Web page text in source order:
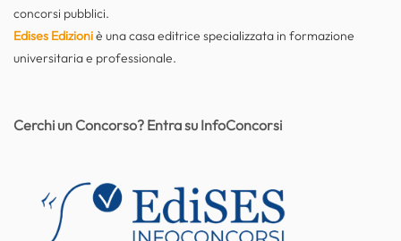
concorsi pubblici.
Edises Edizioniè una casa editrice specializzata in formazione
universitaria e professionale.
Cerchi un Concorso? Entra su InfoConcorsi